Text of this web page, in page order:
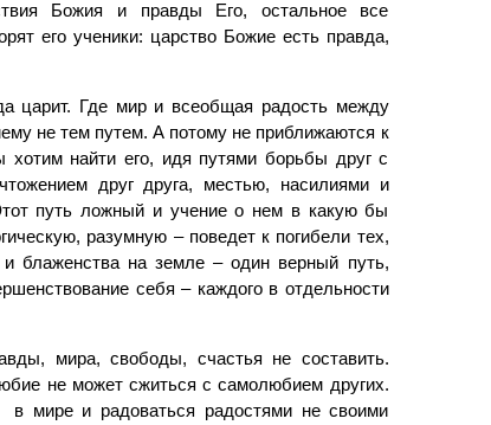
Божия и правды Его, остальное все
его уче­ники: царство Божие есть правда,
царит. Где мир и всеобщая радость между
не тем путем. А потому не приближаются к
найти его, идя пу­тями борьбы друг с
друг друга, местью, насилиями и
путь ложный и учение о нем в какую бы
разумную – поведет к погибели тех,
блаженства на земле – один верный путь,
себя – каждого в отдельности
мира, свободы, счастья не составить.
не может сжиться с самолюбием других.
мире и радоваться радостями не своими